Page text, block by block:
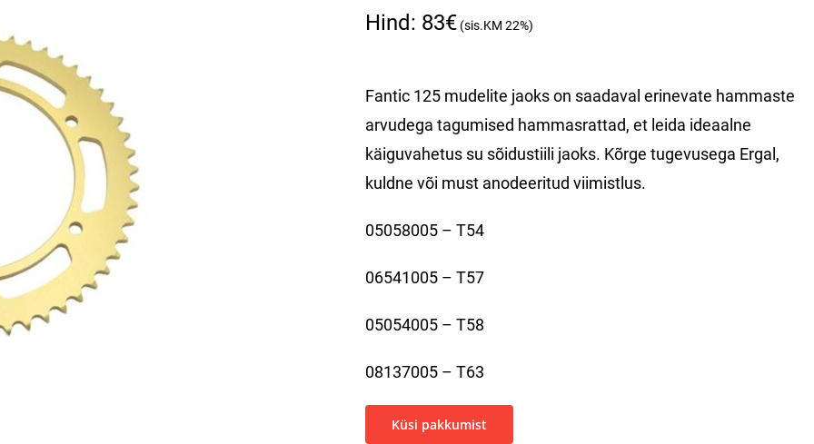
83€
Fantic 125 mudelite jaoks on saadaval erinevate hammaste
arvudega tagumised hammasrattad, et leida ideaalne
käiguvahetus su sõidustiili jaoks. Kõrge tugevusega Ergal,
kuldne või must anodeeritud viimistlus.
05058005 – T54
06541005 – T57
05054005 – T58
08137005 – T63
Küsi pakkumist